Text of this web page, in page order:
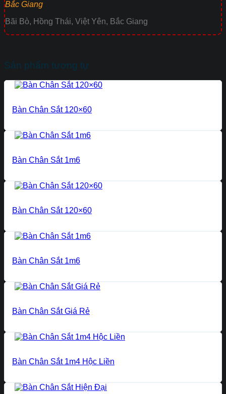
Bắc Giang
Bãi Bò, Hồng Thái, Việt Yên, Bắc Giang
Sản phẩm tương tự
Bàn Chân Sắt 120×60
Bàn Chân Sắt 1m6
Bàn Chân Sắt 120×60
Bàn Chân Sắt 1m6
Bàn Chân Sắt Giá Rẻ
Bàn Chân Sắt 1m4 Hộc Liền